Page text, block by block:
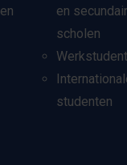
en
scholen
studenten